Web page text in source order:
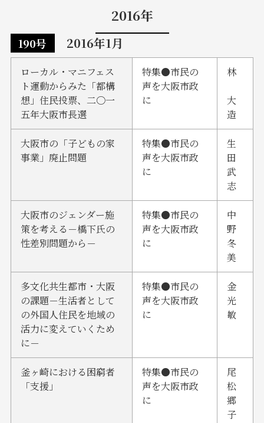
2016年
190号 2016年1月
ローカル・マニフェス
ト運動からみた「都構
想」住民投票、二〇一
五年大阪市長選
特集●市民の
声を大阪市政
に
林
大
造
大阪市の「子どもの家
事業」廃止問題
特集●市民の
声を大阪市政
に
生
田
武
志
大阪市のジェンダー施
策を考える－橋下氏の
性差別問題から－
特集●市民の
声を大阪市政
に
中
野
冬
美
多文化共生都市・大阪
の課題－生活者として
の外国人住民を地域の
活力に変えていくため
に－
特集●市民の
声を大阪市政
に
金
光
敏
釜ヶ崎における困窮者
「支援」
特集●市民の
声を大阪市政
に
尾
松
郷
子